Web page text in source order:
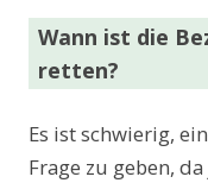
Wann ist die
retten?
Es ist schwierig,
Frage zu geben,